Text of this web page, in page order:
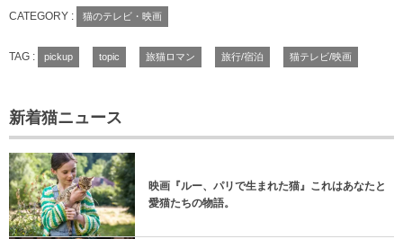
CATEGORY : 猫のテレビ・映画
TAG : pickup topic 旅猫ロマン 旅行/宿泊 猫テレビ/映画
新着猫ニュース
映画『ルー、パリで生まれた猫』これはあなたと
愛猫たちの物語。